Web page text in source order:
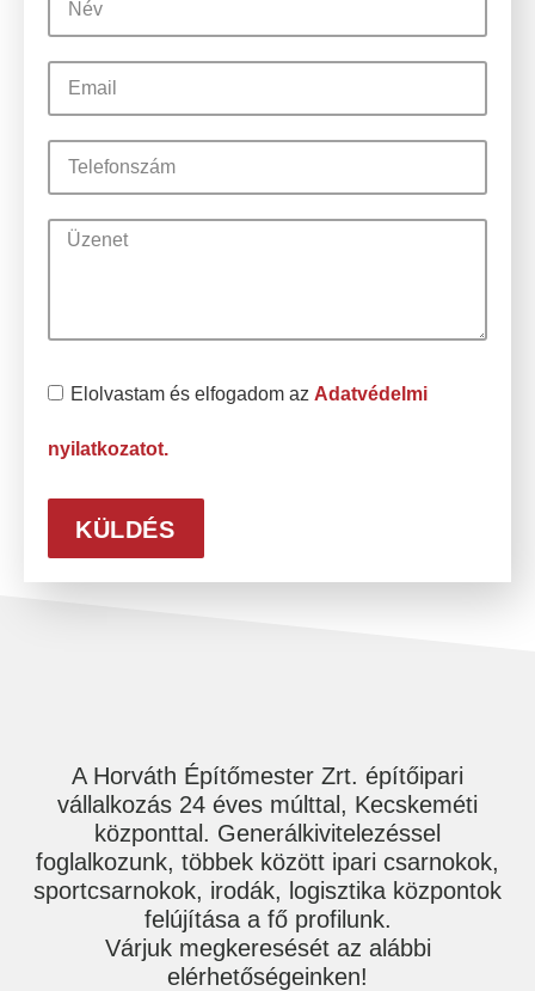
Elolvastam és elfogadom az Adatvédelmi
nyilatkozatot.
KÜLDÉS
A Horváth Építőmester Zrt. építőipari
vállalkozás 24 éves múlttal, Kecskeméti
központtal. Generálkivitelezéssel
foglalkozunk, többek között ipari csarnokok,
sportcsarnokok, irodák, logisztika központok
felújítása a fő profilunk.
Várjuk megkeresését az alábbi
elérhetőségeinken!